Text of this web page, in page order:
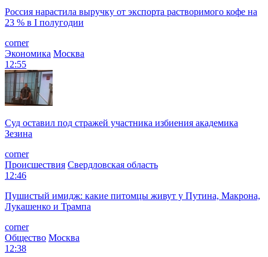
Россия нарастила выручку от экспорта растворимого кофе на
23 % в I полугодии
corner
Экономика Москва
12:55
Суд оставил под стражей участника избиения академика
Зезина
corner
Происшествия Свердловская область
12:46
Пушистый имидж: какие питомцы живут у Путина, Макрона,
Лукашенко и Трампа
corner
Общество Москва
12:38